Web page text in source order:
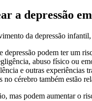
a depressão
da depressão
podem ter um
abuso físico ou
e outras experiências
cérebro também estão
mas podem aumentar o